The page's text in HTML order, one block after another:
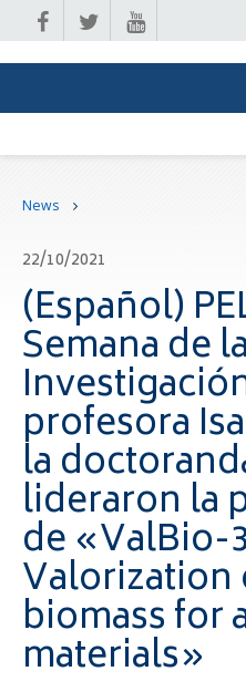
News
22/10/2021
(Español)
Semana de la
profesora
la
lideraron la
de «ValBio-
biomass for
materials»